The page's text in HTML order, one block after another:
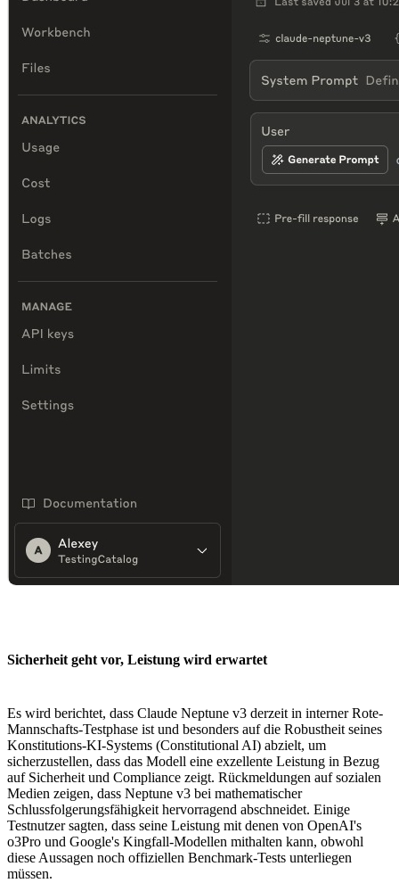
Sicherheit geht vor, Leistung wird erwartet
Es wird berichtet, dass Claude Neptune v3 derzeit in interner Rote-
Mannschafts-Testphase ist und besonders auf die Robustheit seines
Konstitutions-KI-Systems (Constitutional AI) abzielt, um
sicherzustellen, dass das Modell eine exzellente Leistung in Bezug
auf Sicherheit und Compliance zeigt. Rückmeldungen auf sozialen
Medien zeigen, dass Neptune v3 bei mathematischer
Schlussfolgerungsfähigkeit hervorragend abschneidet. Einige
Testnutzer sagten, dass seine Leistung mit denen von OpenAI's
o3Pro und Google's Kingfall-Modellen mithalten kann, obwohl
diese Aussagen noch offiziellen Benchmark-Tests unterliegen
müssen.